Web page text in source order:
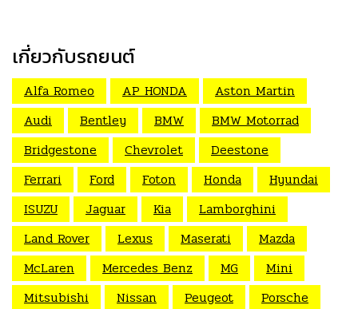
เกี่ยวกับรถยนต์
Alfa Romeo AP HONDA
Aston Martin
Audi
Bentley BMW
BMW Motorrad
Bridgestone
Chevrolet
Deestone
Ferrari
Ford Foton Honda
Hyundai
ISUZU
Jaguar Kia
Lamborghini
Land Rover
Lexus Maserati
Mazda
McLaren
Mercedes Benz MG
Mini
Mitsubishi
Nissan Peugeot
Porsche